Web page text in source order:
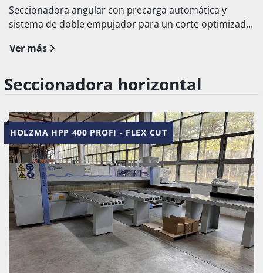
Seccionadora angular con precarga automática y
sistema de doble empujador para un corte optimizad...
Ver más
Seccionadora horizontal
HOLZMA HPP 400 PROFI - FLEX CUT